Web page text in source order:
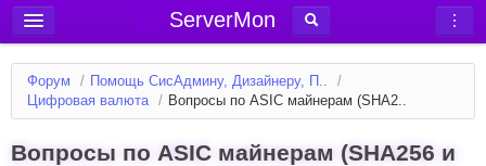
ServerMon
Добавить сервер
Мониторинг серверов
Форум / Помощь СисАдмину, Дизайнеру, П..
/
Цифровая валюта / Вопросы по ASIC майнерам (SHA2..
Вопросы по ASIC майнерам (SHA256 и